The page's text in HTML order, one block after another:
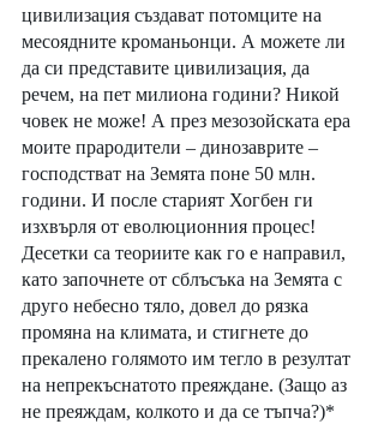
цивилизация създават потомците на
месоядните кроманьонци. А можете ли
да си представите цивилизация, да
речем, на пет милиона години? Никой
човек не може! А през мезозойската ера
моите прародители – динозаврите –
господстват на Земята поне 50 млн.
години. И после старият Хогбен ги
изхвърля от еволюционния процес!
Десетки са теориите как го е направил,
като започнете от сблъсъка на Земята с
друго небесно тяло, довел до рязка
промяна на климата, и стигнете до
прекалено голямото им тегло в резултат
на непрекъснатото преяждане. (Защо аз
не преяждам, колкото и да се тъпча?)*